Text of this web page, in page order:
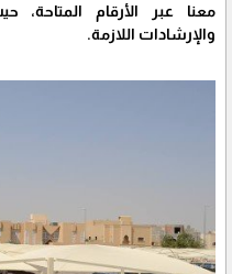
معنا عبر الأرقام
والإرشادات اللازمة.